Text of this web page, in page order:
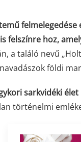
felszínre hoz,
a találó nevű
földi
sarkvidéki
történelmi